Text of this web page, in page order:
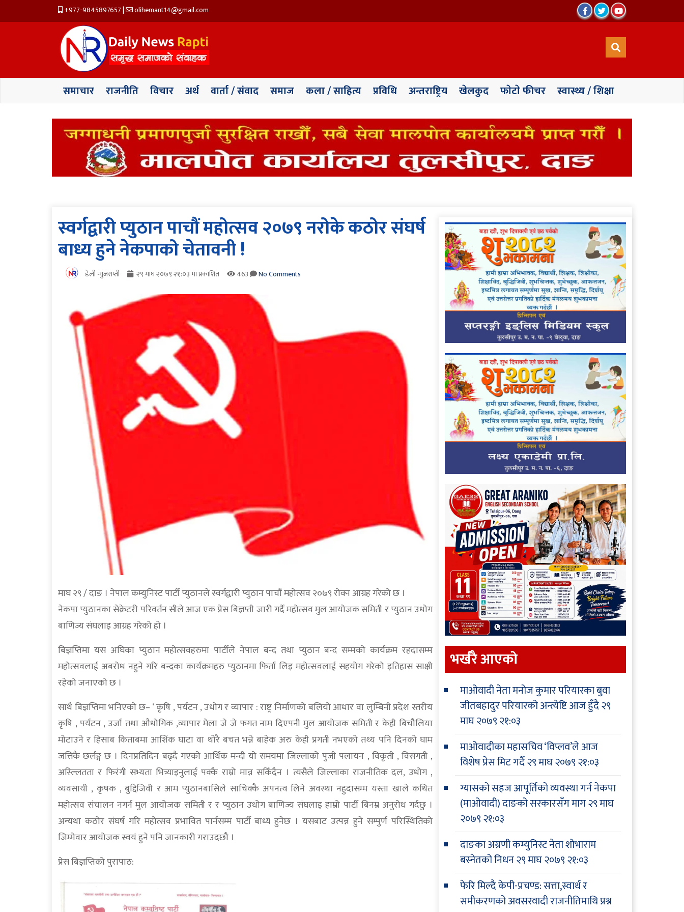
+977-9845897657| olihemant14@gmail.com
समाचार राजनीति विचार अर्थ वार्ता / संवाद समाज कला / साहित्य प्रविधि अन्तराष्ट्रिय खेलकुद फाेटाे फीचर स्वास्थ्य / शिक्षा
स्वर्गद्वारी प्युठान पाचौं महोत्सव २०७९ नरोके कठोर संघर्ष
बाध्य हुने नेकपाको चेतावनी !
डेली न्युजराप्ती २९ माघ २०७९ २१:०३ मा प्रकाशित 463 No Comments
माघ २९ / दाङ । नेपाल कम्युनिस्ट पार्टी प्युठानले स्वर्गद्वारी प्युठान पाचौं महोत्सव २०७९ रोक्न आग्रह गरेको छ ।
नेकपा प्युठानका सेक्रेटरी परिवर्तन सीले आज एक प्रेस बिज्ञप्ती जारी गर्दै महोत्सव मुल आयोजक समिती र प्युठान उधोग
बाणिज्य संघलाइ आग्रह गरेको हो ।
बिज्ञप्तिमा यस अघिका प्युठान महोत्सवहरुमा पार्टीले नेपाल बन्द तथा प्युठान बन्द सम्मको कार्यक्रम रहदासम्म
महोत्सवलाई अबरोध नहुने गरि बन्दका कार्यक्रमहरु प्युठानमा फिर्ता लिइ महोत्सवलाई सहयोग गरेको इतिहास साक्षी
रहेको जनाएको छ ।
साथै बिज्ञप्तिमा भनिएको छ– ‘ कृषि , पर्यटन , उधोग र व्यापार : राष्ट्र निर्माणको बलियो आधार वा लुम्बिनी प्रदेश स्तरीय
कृषि , पर्यटन , उर्जा तथा औधोगिक ,व्यापार मेला जे जे फगत नाम दिएपनी मुल आयोजक समिती र केही बिचौलिया
मोटाउने र हिसाब किताबमा आशिंक घाटा वा थोरै बचत भन्ने बाहेक अरु केही प्रगती नभएको तथ्य पनि दिनको घाम
जत्तिकै छर्लङ्ग छ । दिनप्रतिदिन बढ्दै गएको आर्थिक मन्दी यो समयमा जिल्लाको पुजी पलायन , विकृती , विसंगती ,
अस्ल्लितता र फिरंगी सभ्यता भित्र्याइनुलाई पक्कै राम्रो मान्न सकिँदैन । त्यसैले जिल्लाका राजनीतिक दल, उधोग ,
व्यवसायी , कृषक , बुद्दिजिवी र आम प्युठानबासिले साचिक्कै अपनत्व लिने अवस्था नहुदासम्म यस्ता खाले कथित
महोत्सव संचालन नगर्न मुल आयोजक समिती र र प्युठान उधोग बाणिज्य संघलाइ हाम्रो पार्टी बिनम्र अनुरोध गर्दछु ।
अन्यथा कठोर संघर्ष गरि महोत्सव प्रभावित पार्नसम्म पार्टी बाध्य हुनेछ । यसबाट उत्पन्न हुने सम्पुर्ण परिस्थितिको
जिम्मेवार आयोजक स्वयं हुने पनि जानकारी गराउदछौ ।
प्रेस बिज्ञप्तिको पुरापाठ:
भर्खरै आएकाे
माओवादी नेता मनोज कुमार परियारका बुवा
जीतबहादुर परियारको अन्त्येष्टि आज हुँदै२९
माघ २०७९ २१:०३
माओवादीका महासचिव ‘विप्लव’ले आज
विशेष प्रेस मिट गर्दै२९ माघ २०७९ २१:०३
ग्यासको सहज आपूर्तिको व्यवस्था गर्न नेकपा
(माओवादी) दाङको सरकारसँग माग२९ माघ
२०७९ २१:०३
दाङका अग्रणी कम्युनिस्ट नेता शोभाराम
बस्नेतको निधन२९ माघ २०७९ २१:०३
फेरि मिल्दै केपी-प्रचण्ड: सत्ता,स्वार्थ र
समीकरणको अवसरवादी राजनीतिमाथि प्रश्न